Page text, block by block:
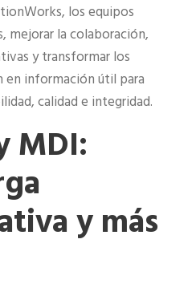
los equipos
mejorar la colaboración,
y transformar los
en información útil para
calidad e integridad.
MDI:
y más